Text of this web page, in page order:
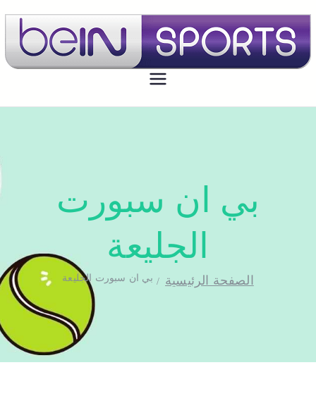
بي ان سبورت الكويت
تجديد اشتراك بي ان سبورت اون لاين
بي ان سبورت
الجليعة
الصفحة الرئيسية بي ان سبورت الجليعة